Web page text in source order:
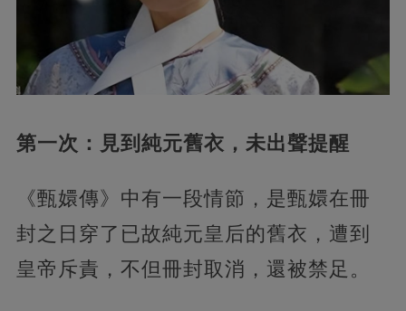
第一次：見到純元舊衣，未出聲提醒
《甄嬛傳》中有一段情節，是甄嬛在冊
封之日穿了已故純元皇后的舊衣，遭到
皇帝斥責，不但冊封取消，還被禁足。